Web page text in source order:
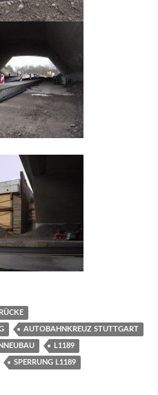
AUTOBAHNKREUZ STUTTGART
L1189
SPERRUNG L1189